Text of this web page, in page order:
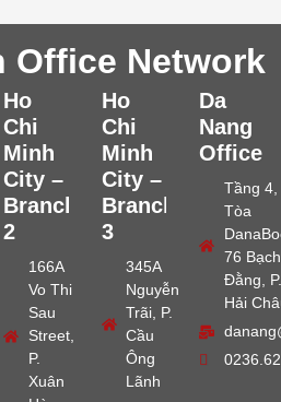
Office Network
Ho
Chi
Minh
City –
Branch
2
166A
Vo Thi
Sau
Street,
P.
Xuân
Ho
Chi
Minh
City –
Branch
3
345A
Nguyễn
Trãi, P.
Cầu
Ông
Lãnh
Da
Nang
Office
Tầng 4,
Tòa
76 Bạch
Đằng, P.
Hải